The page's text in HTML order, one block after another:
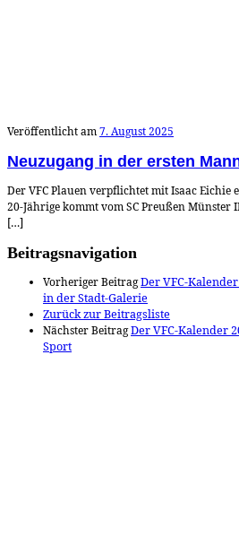
Veröffentlicht am7. August 2025
Neuzugang in der ersten
Der VFC Plauen verpflichtet mit Isaac Eichie
20-Jährige kommt vom SC Preußen Münster
[…]
Beitragsnavigation
Vorheriger BeitragDer VFC-
in der Stadt-Galerie
Zurück zur Beitragsliste
Nächster BeitragDer VFC-Kalender
Sport